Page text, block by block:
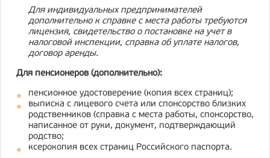
Для индивидуальных предпринимателей
дополнительно к справке с места работы требуются
лицензия, свидетельство о постановке на учет в
налоговой инспекции, справка об уплате налогов,
договор аренды.
Для пенсионеров (дополнительно):
пенсионное удостоверение (копия всех страниц);
выписка с лицевого счета или спонсорство близких
родственников (справка с места работы, спонсорство,
написанное от руки, документ, подтверждающий
родство;
ксерокопия всех страниц Российского паспорта.